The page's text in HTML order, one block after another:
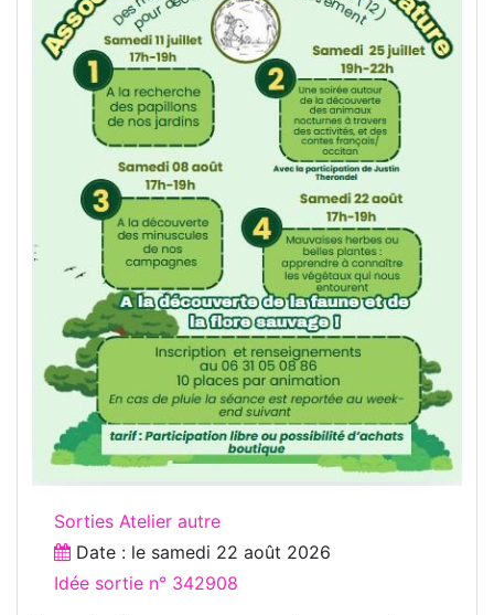
Sorties Atelier autre
Date : le samedi 22 août 2026
Idée sortie n° 342908